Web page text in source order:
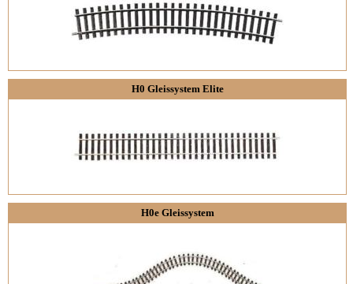
H0 Gleissystem Elite
H0e Gleissystem